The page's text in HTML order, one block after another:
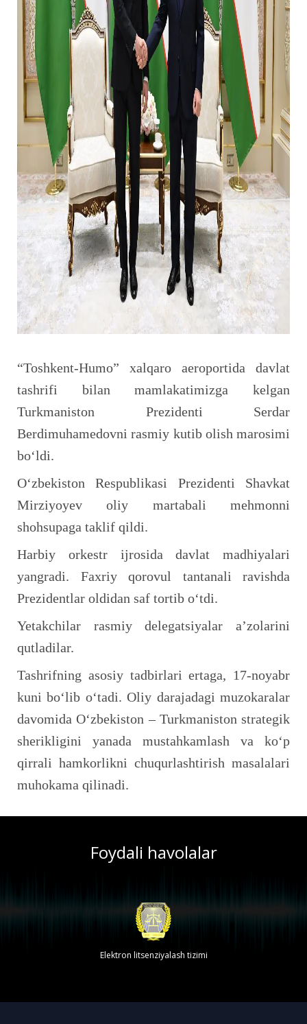
“Toshkent-Humo” xalqaro aeroportida davlat
tashrifi bilan mamlakatimizga kelgan
Turkmaniston Prezidenti Serdar
Berdimuhamedovni rasmiy kutib olish marosimi
bo‘ldi.
O‘zbekiston Respublikasi Prezidenti Shavkat
Mirziyoyev oliy martabali mehmonni
shohsupaga taklif qildi.
Harbiy orkestr ijrosida davlat madhiyalari
yangradi. Faxriy qorovul tantanali ravishda
Prezidentlar oldidan saf tortib o‘tdi.
Yetakchilar rasmiy delegatsiyalar a’zolarini
qutladilar.
Tashrifning asosiy tadbirlari ertaga, 17-noyabr
kuni bo‘lib o‘tadi. Oliy darajadagi muzokaralar
davomida O‘zbekiston – Turkmaniston strategik
sherikligini yanada mustahkamlash va ko‘p
qirrali hamkorlikni chuqurlashtirish masalalari
muhokama qilinadi.
Foydali havolalar
Elektron litsenziyalash tizimi